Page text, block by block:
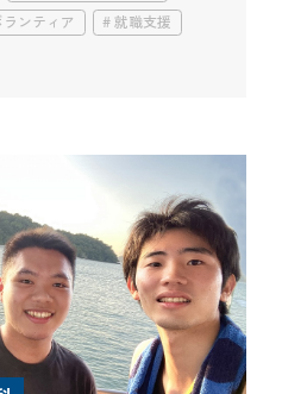
ランティア
就職支援